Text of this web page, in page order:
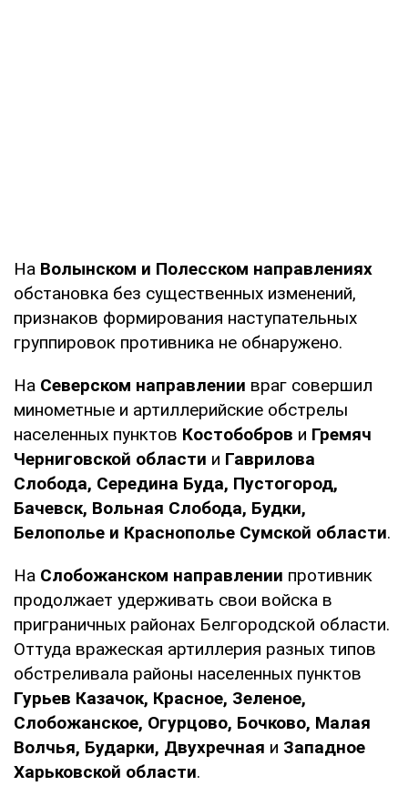
На Волынском и Полесском направлениях
обстановка без существенных изменений,
признаков формирования наступательных
группировок противника не обнаружено.
На Северском направлении враг совершил
минометные и артиллерийские обстрелы
населенных пунктов Костобобров и Гремяч
Черниговской области и Гаврилова
Слобода, Середина Буда, Пустогород,
Бачевск, Вольная Слобода, Будки,
Белополье и Краснополье Сумской области.
На Слобожанском направлении противник
продолжает удерживать свои войска в
приграничных районах Белгородской области.
Оттуда вражеская артиллерия разных типов
обстреливала районы населенных пунктов
Гурьев Казачок, Красное, Зеленое,
Слобожанское, Огурцово, Бочково, Малая
Волчья, Бударки, Двухречная и Западное
Харьковской области.